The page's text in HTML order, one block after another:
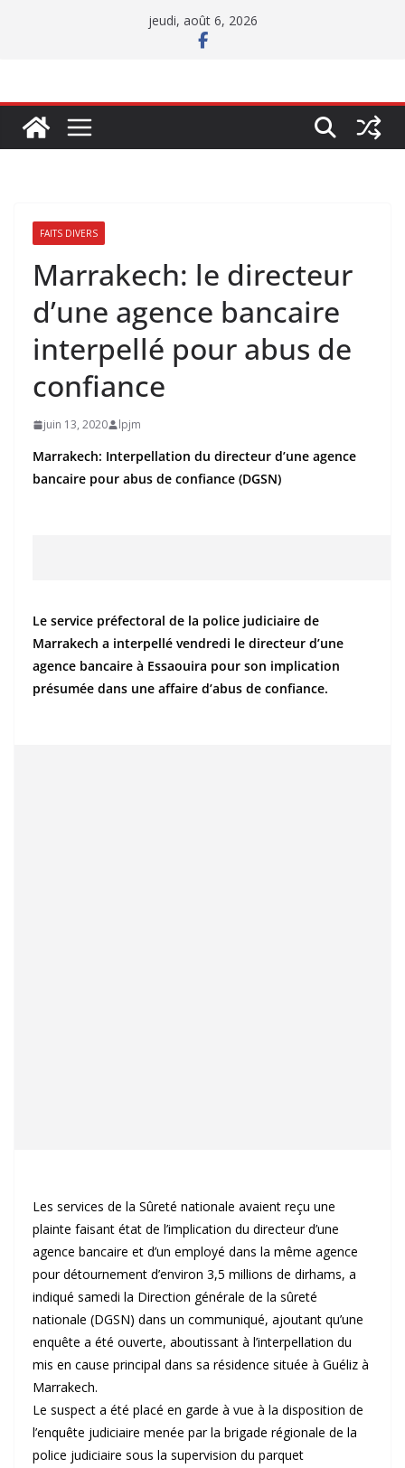
jeudi, août 6, 2026
FAITS DIVERS
Marrakech: le directeur
d’une agence bancaire
interpellé pour abus de
confiance
juin 13, 2020 lpjm
Marrakech: Interpellation du directeur d’une agence
bancaire pour abus de confiance (DGSN)
Le service préfectoral de la police judiciaire de
Marrakech a interpellé vendredi le directeur d’une
agence bancaire à Essaouira pour son implication
présumée dans une affaire d’abus de confiance.
Les services de la Sûreté nationale avaient reçu une
plainte faisant état de l’implication du directeur d’une
agence bancaire et d’un employé dans la même agence
pour détournement d’environ 3,5 millions de dirhams, a
indiqué samedi la Direction générale de la sûreté
nationale (DGSN) dans un communiqué, ajoutant qu’une
enquête a été ouverte, aboutissant à l’interpellation du
mis en cause principal dans sa résidence située à Guéliz à
Marrakech.
Le suspect a été placé en garde à vue à la disposition de
l’enquête judiciaire menée par la brigade régionale de la
police judiciaire sous la supervision du parquet